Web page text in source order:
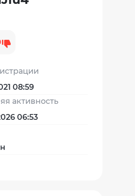
08:59
активность
06:53